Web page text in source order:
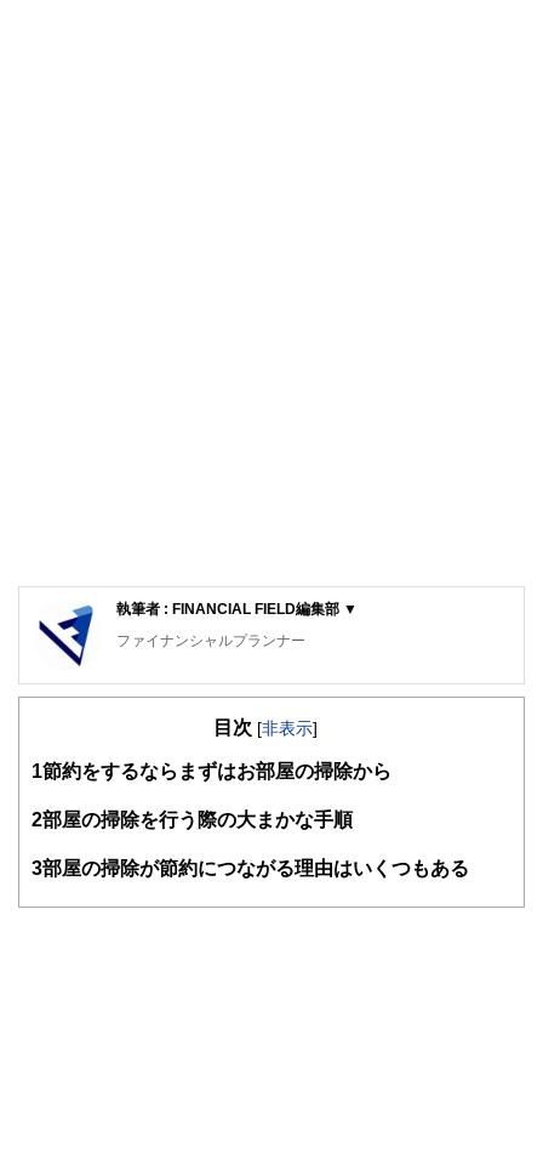
執筆者 : FINANCIAL FIELD編集部 ▼
ファイナンシャルプランナー
FinancialField編集部は、金融、経済に関する記事を、日々
知識がない方でも理解できるようわかりやすく発信していま
得者を中心に「お金や暮らし」に関する書籍・雑誌の編集経
験者で構成され、企画立案から記事掲載まですべての工程に
目次 [非表示]
1 節約をするならまずはお部屋の掃除から
2部屋の掃除を行う際の大まかな手順
3部屋の掃除が節約につながる理由はいくつもある